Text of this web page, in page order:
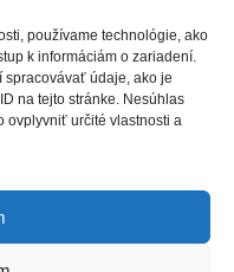
používame technológie, ako
k informáciám o zariadení.
spracovávať údaje, ako je
na tejto stránke. Nesúhlas
ovplyvniť určité vlastnosti a